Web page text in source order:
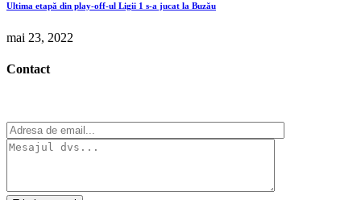
Ultima etapă din play-off-ul Ligii 1 s-a jucat la Buzău
mai 23, 2022
Contact